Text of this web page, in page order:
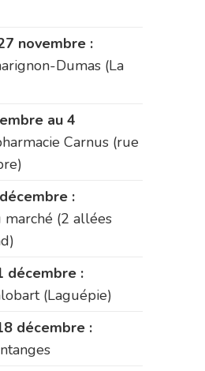
novembre :
Dumas (La
au 4
Carnus (rue
:
marché (2 allées
décembre :
(Laguépie)
décembre :